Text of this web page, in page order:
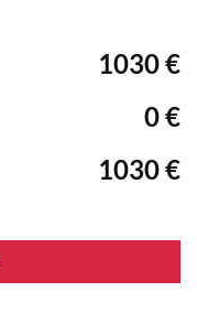
1030 €
0 €
1030 €